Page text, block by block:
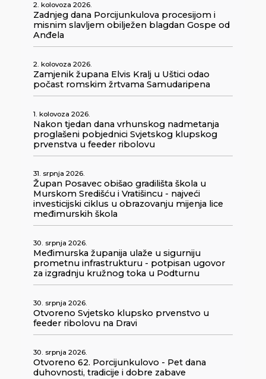
2. kolovoza 2026.
Zadnjeg dana Porcijunkulova procesijom i
misnim slavljem obilježen blagdan Gospe od
Anđela
2. kolovoza 2026.
Zamjenik župana Elvis Kralj u Uštici odao
počast romskim žrtvama Samudaripena
1. kolovoza 2026.
Nakon tjedan dana vrhunskog nadmetanja
proglašeni pobjednici Svjetskog klupskog
prvenstva u feeder ribolovu
31. srpnja 2026.
Župan Posavec obišao gradilišta škola u
Murskom Središću i Vratišincu - najveći
investicijski ciklus u obrazovanju mijenja lice
međimurskih škola
30. srpnja 2026.
Međimurska županija ulaže u sigurniju
prometnu infrastrukturu - potpisan ugovor
za izgradnju kružnog toka u Podturnu
30. srpnja 2026.
Otvoreno Svjetsko klupsko prvenstvo u
feeder ribolovu na Dravi
30. srpnja 2026.
Otvoreno 62. Porcijunkulovo - Pet dana
duhovnosti, tradicije i dobre zabave